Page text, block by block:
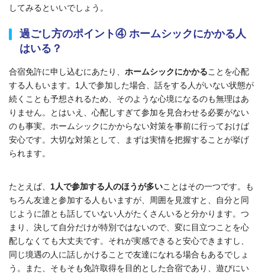
してみるといいでしょう。
過ごし方のポイント④ ホームシックにかかる人
はいる？
合宿免許に申し込むにあたり、 ホームシックにかかることを心配
する人もいます。1人で参加した場合、話をする人がいない状態が
続くことも予想されるため、そのような心境になるのも無理はあ
りません。とはいえ、心配しすぎて参加を見合わせる必要がない
のも事実。ホームシックにかからない対策を事前に行っておけば
安心です。大切な対策として、まずは実情を把握することが挙げ
られます。
たとえば、 1人で参加する人のほうが多いことはその一つです。も
ちろん友達と参加する人もいますが、周囲を見渡すと、自分と同
じように誰とも話していない人がたくさんいると分かります。つ
まり、決して自分だけが特別ではないので、変に目立つことを心
配しなくても大丈夫です。それが実感できると安心できますし、
同じ境遇の人に話しかけることで友達になれる場合もあるでしょ
う。また、そもそも免許取得を目的とした合宿であり、遊びにい